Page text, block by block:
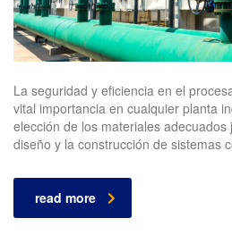
La seguridad y eficiencia en el
vital importancia en cualquier planta
elección de los materiales
diseño y la construcción de sistemas
read more